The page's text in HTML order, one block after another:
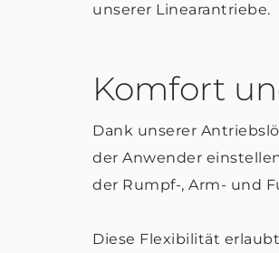
unserer Linearantriebe.
Komfort
Dank unserer
der Anwender
der Rumpf-, Arm- und
Diese Flexibilität